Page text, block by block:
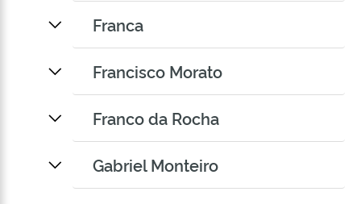
Franca
Francisco Morato
Franco da Rocha
Gabriel Monteiro